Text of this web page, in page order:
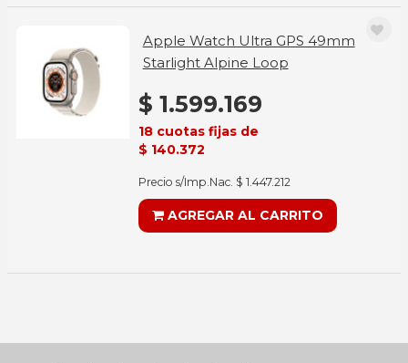
Apple Watch Ultra GPS 49mm
Starlight Alpine Loop
$ 1.599.169
18 cuotas fijas de
$ 140.372
Precio s/Imp.Nac. $ 1.447.212
AGREGAR AL CARRITO